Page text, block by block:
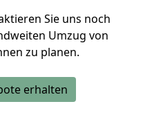
Sie uns noch
Umzug von
zu planen.
erhalten